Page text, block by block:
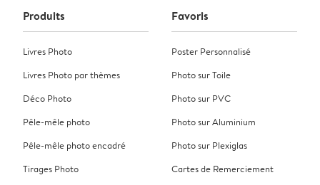
Produits
Livres Photo
Livres Photo par thèmes
Déco Photo
Pêle-mêle photo
Pêle-mêle photo encadré
Tirages Photo
Favoris
Poster Personnalisé
Photo sur Toile
Photo sur PVC
Photo sur Aluminium
Photo sur Plexiglas
Cartes de Remerciement